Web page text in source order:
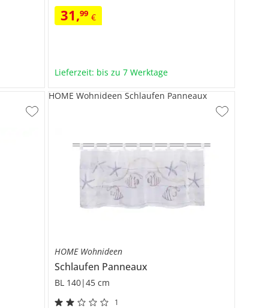
31,99 €
Lieferzeit: bis zu 7 Werktage
HOME Wohnideen
Schlaufen Panneaux
BL 140|45 cm
1
HOME Wohnideen Schlaufen Panneaux